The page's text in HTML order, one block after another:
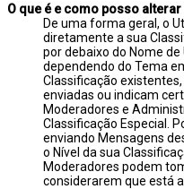
O que é e como posso
De uma forma geral, o
diretamente a sua
por debaixo do Nome
dependendo do Tema
Classificação
enviadas ou indicam
Moderadores e
Classificação Especial.
enviando Mensagens
o Nível da sua
Moderadores podem
considerarem que está